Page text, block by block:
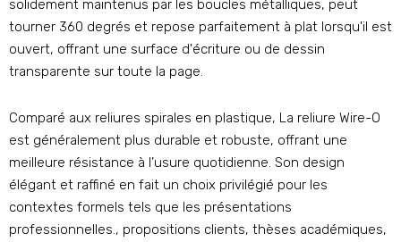
solidement maintenus par les boucles métalliques, peut
tourner 360 degrés et repose parfaitement à plat lorsqu'il est
ouvert, offrant une surface d'écriture ou de dessin
transparente sur toute la page.
Comparé aux reliures spirales en plastique, La reliure Wire-O
est généralement plus durable et robuste, offrant une
meilleure résistance à l’usure quotidienne. Son design
élégant et raffiné en fait un choix privilégié pour les
contextes formels tels que les présentations
professionnelles., propositions clients, thèses académiques,